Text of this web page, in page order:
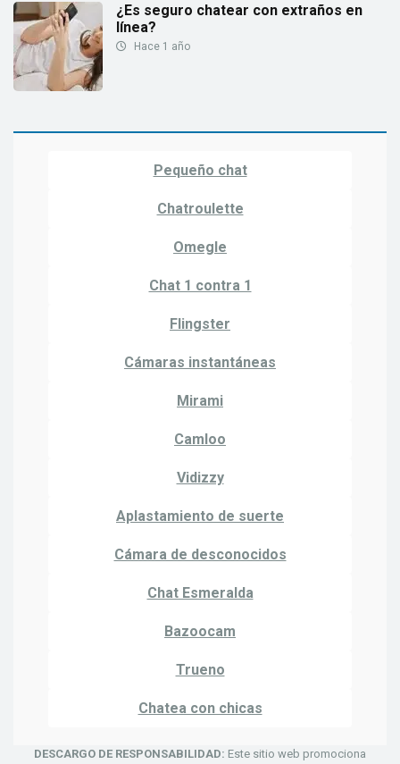
¿Es seguro chatear con extraños en
línea?
Hace 1 año
Pequeño chat
Chatroulette
Omegle
Chat 1 contra 1
Flingster
Cámaras instantáneas
Mirami
Camloo
Vidizzy
Aplastamiento de suerte
Cámara de desconocidos
Chat Esmeralda
Bazoocam
Trueno
Chatea con chicas
DESCARGO DE RESPONSABILIDAD: Este sitio web promociona